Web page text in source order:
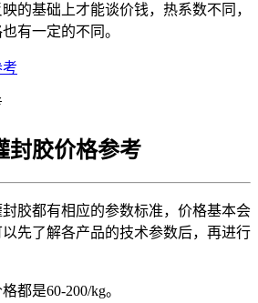
的基础上才能谈价钱，热系数不同，
有一定的不同。
封胶价格参考
胶都有相应的参数标准，价格基本会
先了解各产品的技术参数后，再进行
都是60-200/kg。